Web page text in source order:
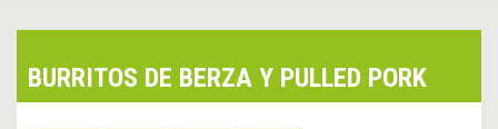
BURRITOS DE BERZA Y PULLED PORK